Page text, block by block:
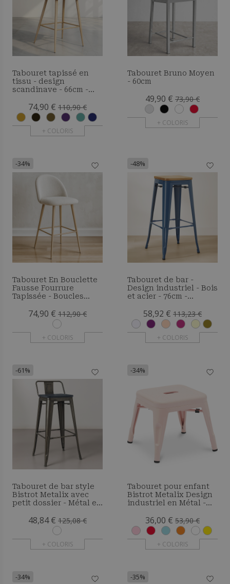
Tabouret tapissé en
tissu - design
scandinave - 66cm -
74,90 € 110,90 €
+ COLORIS
Tabouret Bruno Moyen
- 60cm
49,90 € 73,90 €
+ COLORIS
-34%
Tabouret En Bouclette
Fausse Fourrure
Tapissée - Boucles
scandinave - Bennett
74,90 € 112,90 €
+ COLORIS
-48%
Tabouret de bar -
Design industriel - Bois
et acier - 76cm -
Metalix58,92 € 113,23 €
+ COLORIS
-61%
Tabouret de bar style
Bistrot Metalix avec
petit dossier - Métal et
48,84 € 125,08 €
+ COLORIS
-34%
Tabouret pour enfant
Bistrot Metalix Design
industriel en Métal -
36,00 € 53,90 €
+ COLORIS
-34% -35%